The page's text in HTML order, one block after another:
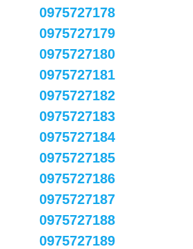
0975727178
0975727179
0975727180
0975727181
0975727182
0975727183
0975727184
0975727185
0975727186
0975727187
0975727188
0975727189